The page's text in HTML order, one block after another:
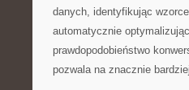
danych, identyfikując
automatycznie
prawdopodobieństwo
pozwala na znacznie